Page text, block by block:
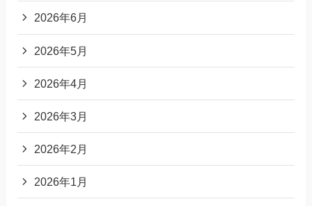
2026年6月
2026年5月
2026年4月
2026年3月
2026年2月
2026年1月